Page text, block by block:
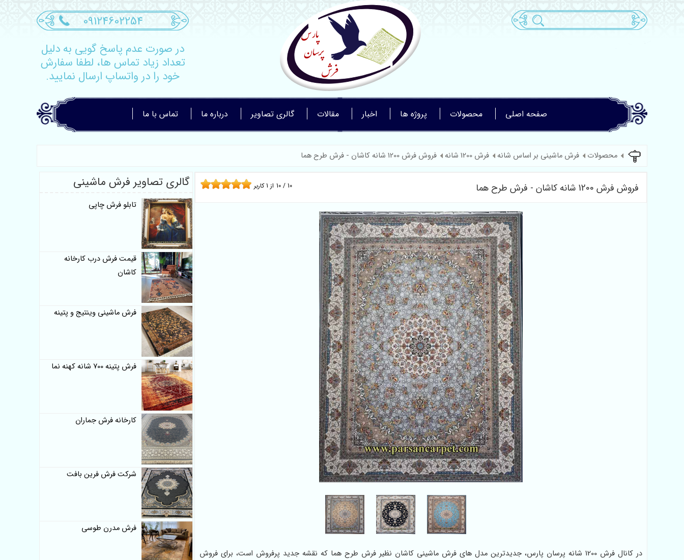
09124602254
در صورت عدم پاسخ گویی به دلیل
تعداد زیاد تماس ها، لطفا سفارش
خود را در واتساپ ارسال نمایید.
صفحه اصلی محصولات پروژه ها اخبار مقالات گالری تصاویر درباره ما تماس با ما
محصولات فرش ماشینی بر اساس شانه فرش 1200 شانه فروش فرش 1200 شانه کاشان - فرش طرح هما
فروش فرش 1200 شانه کاشان - فرش طرح هما 10 / 10 از 1کاربر
در کانال فرش 1200 شانه پرسان پارس، جدیدترین مدل های فرش ماشینی کاشان نظیر فرش طرح هما که نقشه جدید پرفروش است، برای فروش
گالری تصاویر فرش ماشینی
تابلو فرش چاپی
قیمت فرش درب کارخانه
کاشان
فرش ماشینی وینتیج و پتینه
فرش پتینه 700 شانه کهنه نما
کارخانه فرش جماران
شرکت فرش فرین بافت
فرش مدرن طوسی